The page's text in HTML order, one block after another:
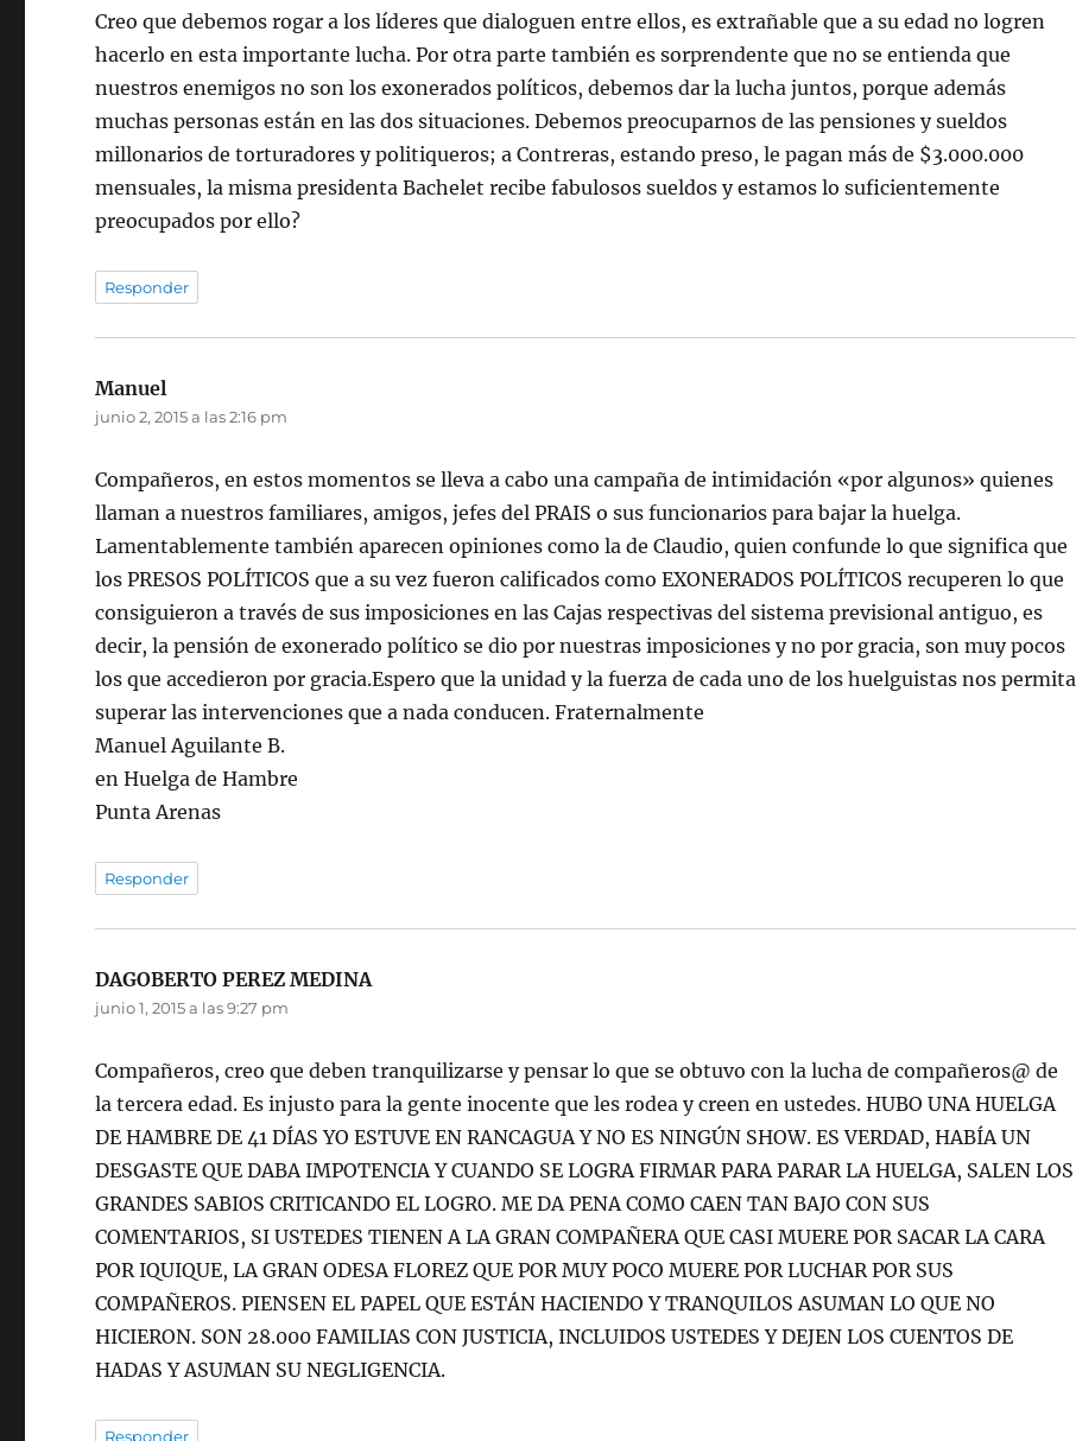
Creo que debemos rogar a los líderes que dialoguen entre ellos, es extrañable que a su edad no logren
hacerlo en esta importante lucha. Por otra parte también es sorprendente que no se entienda que
nuestros enemigos no son los exonerados políticos, debemos dar la lucha juntos, porque además
muchas personas están en las dos situaciones. Debemos preocuparnos de las pensiones y sueldos
millonarios de torturadores y politiqueros; a Contreras, estando preso, le pagan más de $3.000.000
mensuales, la misma presidenta Bachelet recibe fabulosos sueldos y estamos lo suficientemente
preocupados por ello?
Responder
Manuel
junio 2, 2015 a las 2:16 pm
Compañeros, en estos momentos se lleva a cabo una campaña de intimidación «por algunos» quienes
llaman a nuestros familiares, amigos, jefes del PRAIS o sus funcionarios para bajar la huelga.
Lamentablemente también aparecen opiniones como la de Claudio, quien confunde lo que significa que
los PRESOS POLÍTICOS que a su vez fueron calificados como EXONERADOS POLÍTICOS recuperen lo que
consiguieron a través de sus imposiciones en las Cajas respectivas del sistema previsional antiguo, es
decir, la pensión de exonerado político se dio por nuestras imposiciones y no por gracia, son muy pocos
los que accedieron por gracia.Espero que la unidad y la fuerza de cada uno de los huelguistas nos permita
superar las intervenciones que a nada conducen. Fraternalmente
Manuel Aguilante B.
en Huelga de Hambre
Punta Arenas
Responder
DAGOBERTO PEREZ MEDINA
junio 1, 2015 a las 9:27 pm
Compañeros, creo que deben tranquilizarse y pensar lo que se obtuvo con la lucha de compañeros@ de
la tercera edad. Es injusto para la gente inocente que les rodea y creen en ustedes. HUBO UNA HUELGA
DE HAMBRE DE 41 DÍAS YO ESTUVE EN RANCAGUA Y NO ES NINGÚN SHOW. ES VERDAD, HABÍA UN
DESGASTE QUE DABA IMPOTENCIA Y CUANDO SE LOGRA FIRMAR PARA PARAR LA HUELGA, SALEN LOS
GRANDES SABIOS CRITICANDO EL LOGRO. ME DA PENA COMO CAEN TAN BAJO CON SUS
COMENTARIOS, SI USTEDES TIENEN A LA GRAN COMPAÑERA QUE CASI MUERE POR SACAR LA CARA
POR IQUIQUE, LA GRAN ODESA FLOREZ QUE POR MUY POCO MUERE POR LUCHAR POR SUS
COMPAÑEROS. PIENSEN EL PAPEL QUE ESTÁN HACIENDO Y TRANQUILOS ASUMAN LO QUE NO
HICIERON. SON 28.000 FAMILIAS CON JUSTICIA, INCLUIDOS USTEDES Y DEJEN LOS CUENTOS DE
HADAS Y ASUMAN SU NEGLIGENCIA.
Responder